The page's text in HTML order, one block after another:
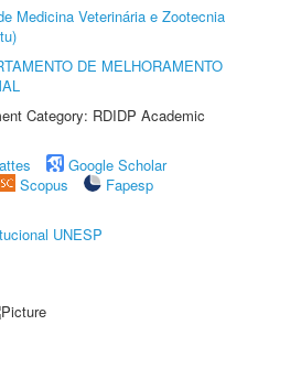
Medicina Veterinária e Zootecnia
DE MELHORAMENTO
Category: RDIDP Academic
Google Scholar
Scopus
Fapesp
UNESP